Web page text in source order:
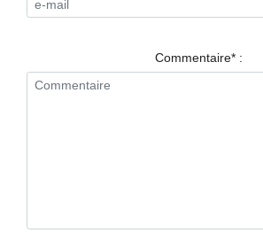
NUIT
Commentaire* :